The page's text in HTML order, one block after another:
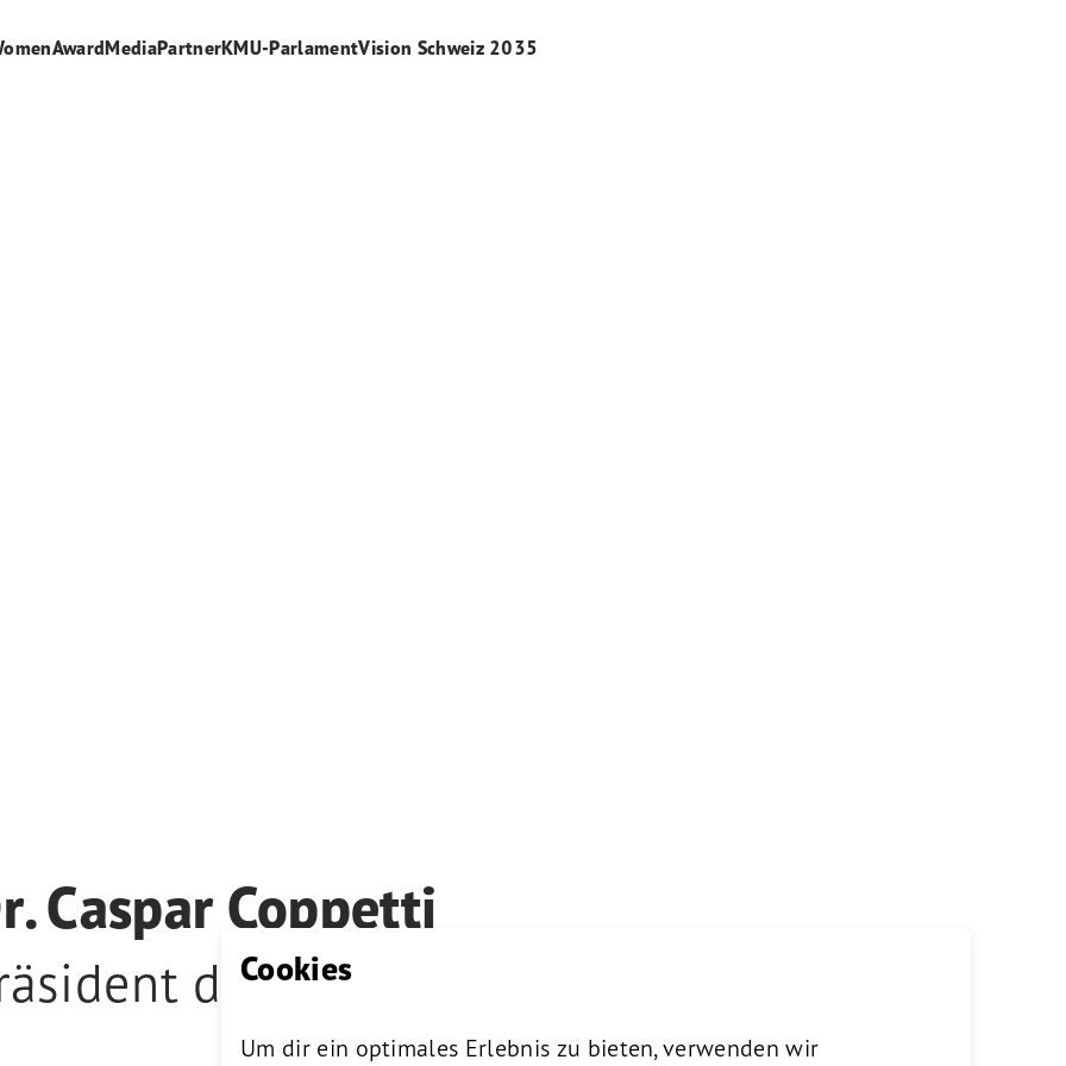
MediaPartnerKMU-ParlamentVision Schweiz 2035
Caspar Coppetti
der Jury, Gründer
Cookies
Um dir ein optimales Erlebnis zu bieten, verwenden wir